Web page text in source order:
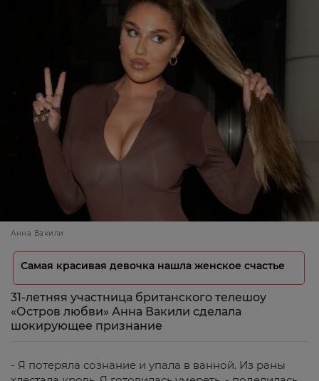
Анна Вакили
Самая красивая девочка нашла женское счастье
31-летняя участница британского телешоу
«Остров любви» Анна Вакили сделала
шокирующее признание
- Я потеряла сознание и упала в ванной. Из раны